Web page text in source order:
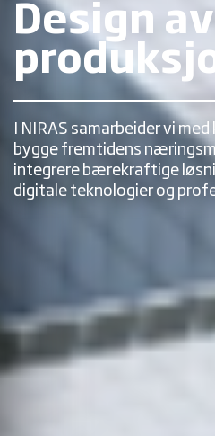
Design av
I NIRAS samarbeider vi
bygge fremtidens
integrere bærekraftige
digitale teknologier og